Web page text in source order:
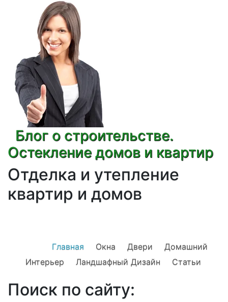
Блог о строительстве.
Остекление домов и квартир
Отделка и утепление
квартир и домов
Главная Окна Двери
Домашний
Интерьер
Ландшафный Дизайн Статьи
Поиск по сайту: